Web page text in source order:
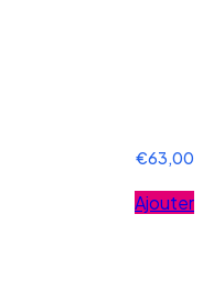
€63,00
Ajouter